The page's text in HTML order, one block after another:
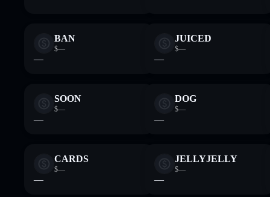
BAN
$—
—
JUICED
$—
—
SOON
$—
—
DOG
$—
—
CARDS
$—
—
JELLYJELLY
$—
—